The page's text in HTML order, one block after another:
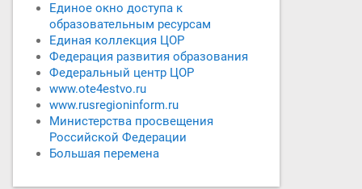
Единое окно доступа к
образовательным ресурсам
Единая коллекция ЦОР
Федерация развития образования
Федеральный центр ЦОР
www.ote4estvo.ru
www.rusregioninform.ru
Министерства просвещения
Российской Федерации
Большая перемена